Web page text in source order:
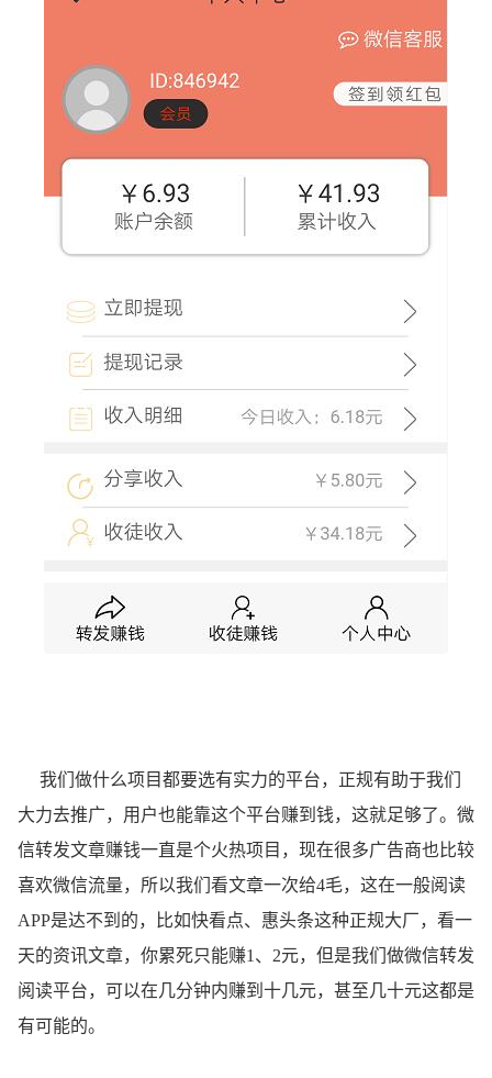
我们做什么项目都要选有实力的平台，正规有助于我们
大力去推广，用户也能靠这个平台赚到钱，这就足够了。微
信转发文章赚钱一直是个火热项目，现在很多广告商也比较
喜欢微信流量，所以我们看文章一次给4毛，这在一般阅读
APP是达不到的，比如快看点、惠头条这种正规大厂，看一
天的资讯文章，你累死只能赚1、2元，但是我们做微信转发
阅读平台，可以在几分钟内赚到十几元，甚至几十元这都是
有可能的。